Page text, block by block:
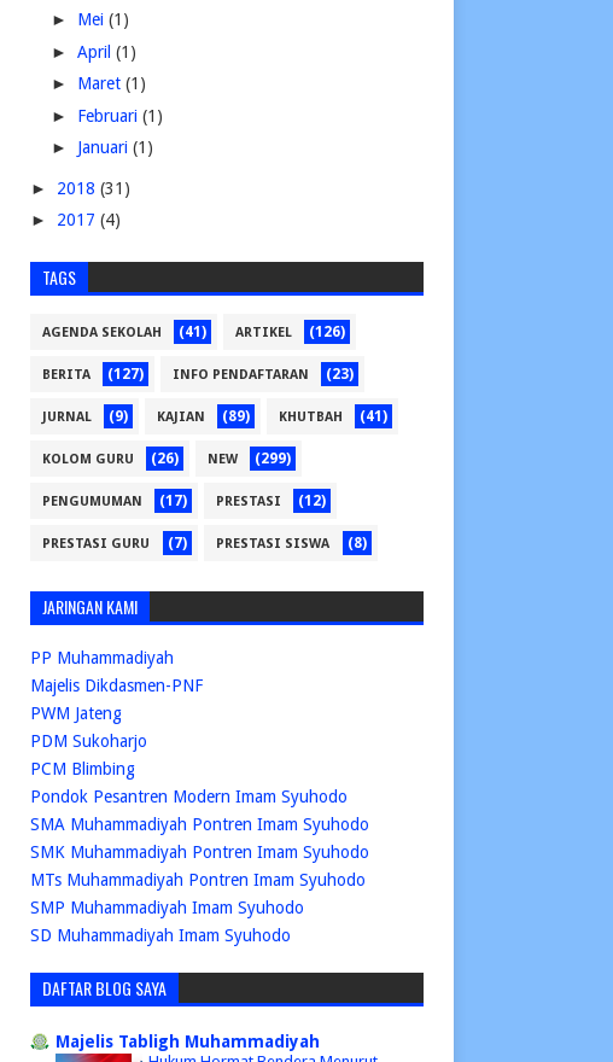
► Mei (1)
► April (1)
► Maret (1)
► Februari (1)
► Januari (1)
► 2018 (31)
► 2017 (4)
TAGS
AGENDA SEKOLAH (41) ARTIKEL (126)
BERITA (127) INFO PENDAFTARAN (23)
JURNAL (9) KAJIAN (89) KHUTBAH (41)
KOLOM GURU (26) NEW (299)
PENGUMUMAN (17) PRESTASI (12)
PRESTASI GURU (7) PRESTASI SISWA (8)
JARINGAN KAMI
PP Muhammadiyah
Majelis Dikdasmen-PNF
PWM Jateng
PDM Sukoharjo
PCM Blimbing
Pondok Pesantren Modern Imam Syuhodo
SMA Muhammadiyah Pontren Imam Syuhodo
SMK Muhammadiyah Pontren Imam Syuhodo
MTs Muhammadiyah Pontren Imam Syuhodo
SMP Muhammadiyah Imam Syuhodo
SD Muhammadiyah Imam Syuhodo
DAFTAR BLOG SAYA
Majelis Tabligh Muhammadiyah